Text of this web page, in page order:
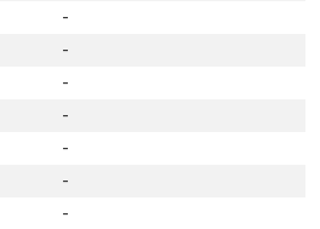
-
-
-
-
-
-
-